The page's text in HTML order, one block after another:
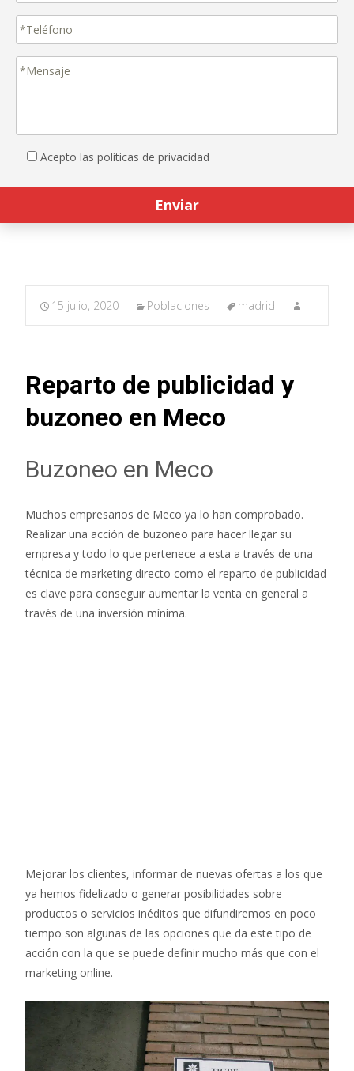
Acepto las políticas de privacidad
15 julio, 2020 Poblaciones madrid
Reparto de publicidad y
buzoneo en Meco
Buzoneo en Meco
Muchos empresarios de Meco ya lo han comprobado.
Realizar una acción de buzoneo para hacer llegar su
empresa y todo lo que pertenece a esta a través de una
técnica de marketing directo como el reparto de publicidad
es clave para conseguir aumentar la venta en general a
través de una inversión mínima.
Mejorar los clientes, informar de nuevas ofertas a los que
ya hemos fidelizado o generar posibilidades sobre
productos o servicios inéditos que difundiremos en poco
tiempo son algunas de las opciones que da este tipo de
acción con la que se puede definir mucho más que con el
marketing online.